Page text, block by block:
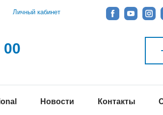
Личный кабинет
00
Новости Контакты